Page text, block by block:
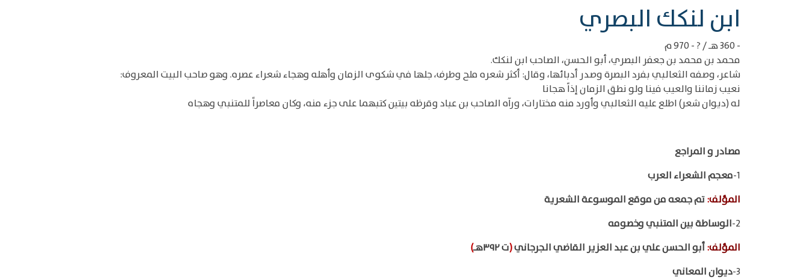
‌‌ابن لنكك البصري
- 360 هـ / ? - 970 م
محمد بن محمد بن جعفر البصري، أبو الحسن، الصاحب ابن لنكك.
شاعر، وصفه الثعالبي بفرد البصرة وصدر أدبائها، وقال: أكثر شعره ملح وطرف، جلها في شكوى الزمان وأهله وهجاء شعراء عصره. وهو صاحب البيت المعروف:
نعيب زماننا والعيب فينا ولو نطق الزمان إذاً هجانا
له (ديوان شعر) اطلع عليه الثعالبي وأورد منه مختارات، ورآه الصاحب بن عباد وقرظه بيتين كتبهما على جزء منه، وكان معاصراً للمتنبي وهجاه
مصادر و المراجع
1- معجم الشعراء العرب
المؤلف:تم جمعه من موقع الموسوعة الشعرية
2- الوساطة بين المتنبي وخصومه
المؤلف:أبو الحسن علي بن عبد العزير القاضي الجرجاني(ت ٣٩٢هـ
)
3- ديوان المعاني